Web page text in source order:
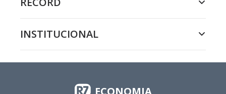
INSTITUCIONAL
ECONOMIA